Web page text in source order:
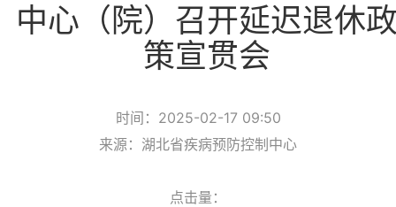
中心（院）召开延迟退休
策宣贯会
时间：2025-02-17 09:50
来源：湖北省疾病预防控制中心
点击量：